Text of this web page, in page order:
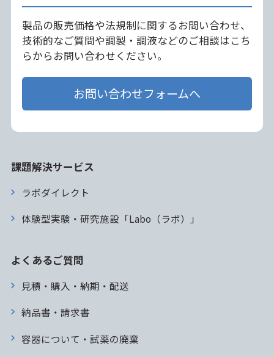
製品の販売価格や法規制に関するお問い合わせ、
技術的なご質問や調製・調液などのご相談はこち
らからお問い合わせください。
お問い合わせフォームへ
課題解決サービス
ラボダイレクト
体験型実験・研究施設「Labo（ラボ）」
よくあるご質問
見積・購入・納期・配送
納品書・請求書
容器について・試薬の廃棄